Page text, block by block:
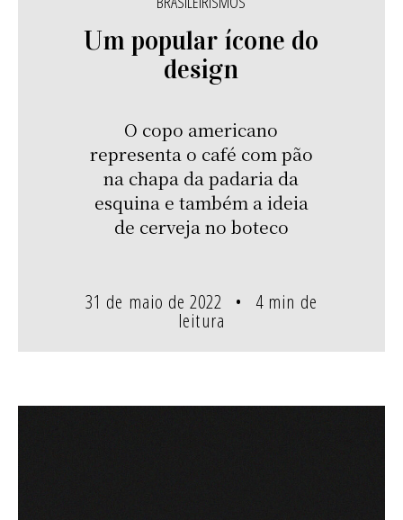
Um popular ícone do
design
O copo americano
representa o café com pão
na chapa da padaria da
esquina e também a ideia
de cerveja no boteco
31 de maio de 2022 4 min de
leitura